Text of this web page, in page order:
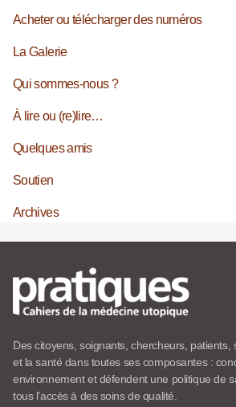
Acheter ou télécharger des numéros
La Galerie
Qui sommes-nous ?
À lire ou (re)lire…
Quelques amis
Soutien
Archives
Des citoyens, soignants, chercheurs, patients,
et la santé dans toutes ses composantes :
environnement et défendent une politique de
tous l’accès à des soins de qualité.